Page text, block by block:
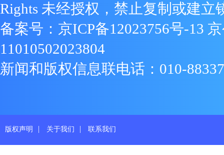
Rights 未经授权，禁止复制或建立
备案号： 京ICP备12023756号-13
11010502023804
新闻和版权信息联电话：010-
版权声明 | 关于我们 | 联系我们